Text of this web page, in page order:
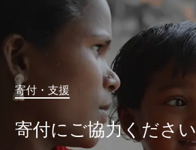
寄付・支援
寄付にご協力ください